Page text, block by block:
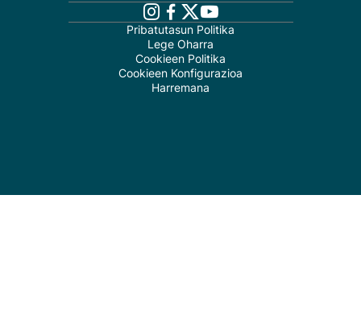
Pribatutasun Politika
Lege Oharra
Cookieen Politika
Cookieen Konfigurazioa
Harremana